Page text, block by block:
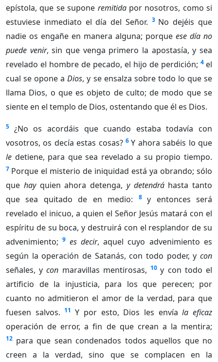
epístola, que se supone remitidapor nosotros, como si
estuviese inmediato el día del Señor. 3 No dejéis que
nadie os engañe en manera alguna; porque ese día no
puede venir, sin que venga primero la apostasía, y sea
revelado el hombre de pecado, el hijo de perdición; 4 el
cual se opone aDios, y se ensalza sobre todo lo que se
llama Dios, o que es objeto de culto; de modo que se
siente en el templo de Dios, ostentando que él es Dios.
5 ¿No os acordáis que cuando estaba todavía con
vosotros, os decía estas cosas? 6 Y ahora sabéis lo que
le detiene, para que sea revelado a su propio tiempo.
7 Porque el misterio de iniquidad está ya obrando; sólo
que hayquien ahora detenga, y detendráhasta tanto
que sea quitado de en medio:
8
y entonces será
revelado el inicuo, a quien el Señor Jesús matará con el
espíritu de su boca, y destruirá con el resplandor de su
advenimiento; 9 es decir, aquel cuyo advenimiento es
según la operación de Satanás, con todo poder, y con
señales, ycon maravillas mentirosas, 10 y con todo el
artificio de la injusticia, para los que perecen; por
cuanto no admitieron el amor de la verdad, para que
fuesen salvos. 11 Y por esto, Dios les envíala eficaz
operación de error, a fin de que crean a la mentira;
12 para que sean condenados todos aquellos que no
creen a la verdad, sino que se complacen en la